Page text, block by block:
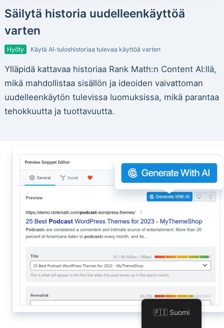
Säilytä historia uudelleenkäyttöä
varten
Hyöty Käytä AI-tuloshistoriaa tulevaa käyttöä varten
Ylläpidä kattavaa historiaa Rank Math:n Content AI:llä,
mikä mahdollistaa sisällön ja ideoiden vaivattoman
uudelleenkäytön tulevissa luomuksissa, mikä parantaa
tehokkuutta ja tuottavuutta.
🇫🇮 Suomi